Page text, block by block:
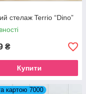
стелаж Terrio “Dino”
₴
Купити
картою 7000